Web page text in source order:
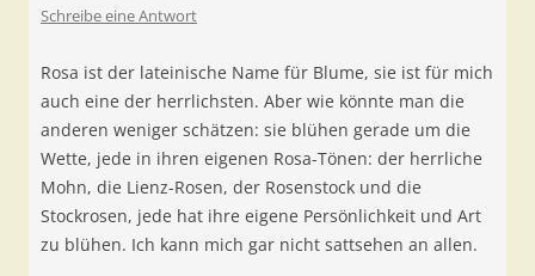
Schreibe eine Antwort
Rosa ist der lateinische Name für Blume, sie ist für mich
auch eine der herrlichsten. Aber wie könnte man die
anderen weniger schätzen: sie blühen gerade um die
Wette, jede in ihren eigenen Rosa-Tönen: der herrliche
Mohn, die Lienz-Rosen, der Rosenstock und die
Stockrosen, jede hat ihre eigene Persönlichkeit und Art
zu blühen. Ich kann mich gar nicht sattsehen an allen.